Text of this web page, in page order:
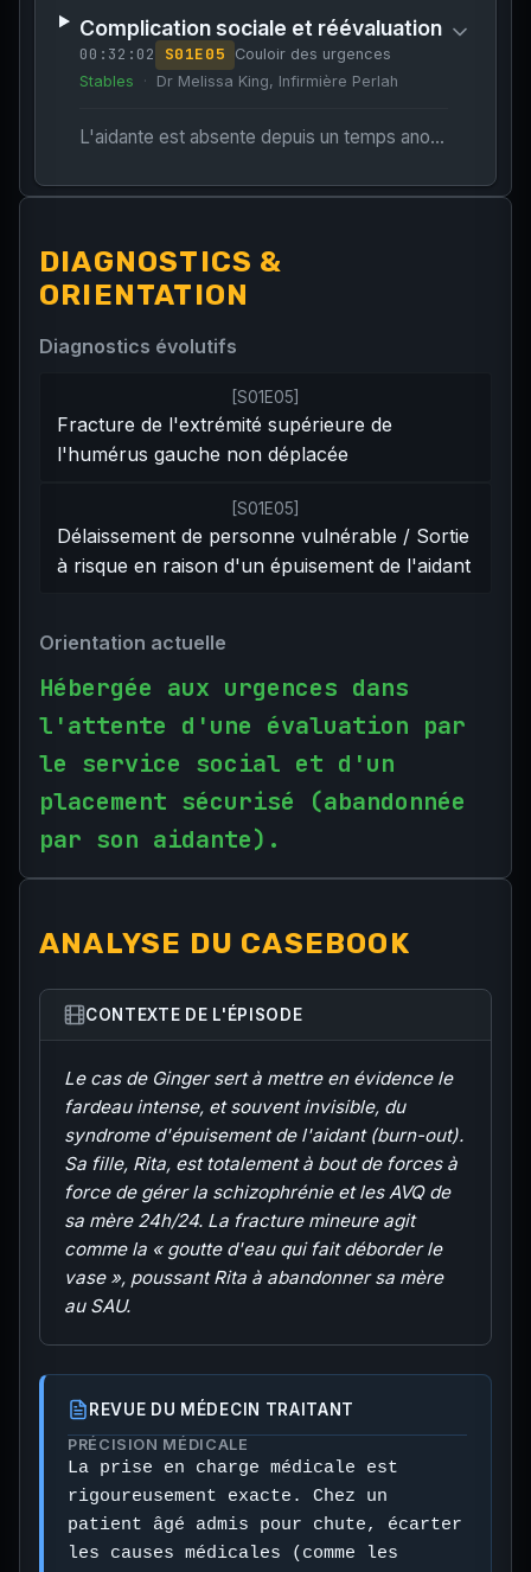
Complication sociale et réévaluation
00:32:02 S01E05
Couloir des urgences
Stables
Dr Melissa King, Infirmière Perlah
L'aidante est absente depuis un temps anormalement long après avoir prétendument déplacé son véhicule de la voie des ambulances.
DIAGNOSTICS &
ORIENTATION
Diagnostics évolutifs
S01E05
Fracture de l'extrémité supérieure de
l'humérus gauche non déplacée
S01E05
Délaissement de personne vulnérable / Sortie
à risque en raison d'un épuisement de l'aidant
Orientation actuelle
Hébergée aux urgences dans
l'attente d'une évaluation par
le service social et d'un
placement sécurisé (abandonnée
par son aidante).
ANALYSE DU CASEBOOK
CONTEXTE DE L'ÉPISODE
Le cas de Ginger sert à mettre en évidence le
fardeau intense, et souvent invisible, du
syndrome d'épuisement de l'aidant (burn-out).
Sa fille, Rita, est totalement à bout de forces à
force de gérer la schizophrénie et les AVQ de
sa mère 24h/24. La fracture mineure agit
comme la « goutte d'eau qui fait déborder le
vase », poussant Rita à abandonner sa mère
au SAU.
REVUE DU MÉDECIN TRAITANT
PRÉCISION MÉDICALE
La prise en charge médicale est
rigoureusement exacte. Chez un
patient âgé admis pour chute, écarter
les causes médicales (comme les